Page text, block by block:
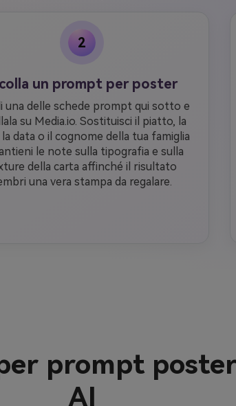
2
un prompt per poster
una delle schede prompt qui sotto e
su Media.io. Sostituisci il piatto, la
data o il cognome della tua famiglia
le note sulla tipografia e sulla
della carta affinché il risultato
una vera stampa da regalare.
prompt
AI